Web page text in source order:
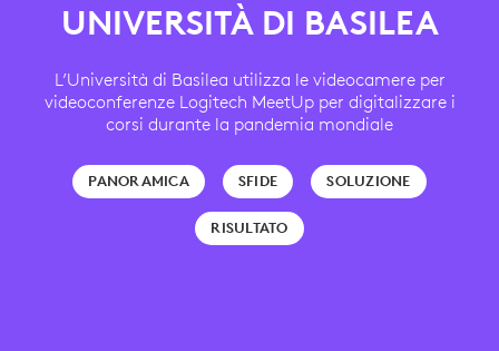
UNIVERSITÀ DI BASILEA
L’Università di Basilea utilizza le videocamere per
videoconferenze Logitech MeetUp per digitalizzare i
corsi durante la pandemia mondiale
PANORAMICA SFIDE SOLUZIONE
RISULTATO